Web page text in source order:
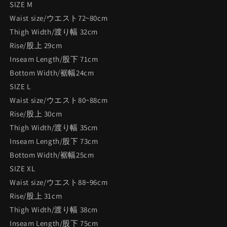
SIZE M
Waist size/ウエスト72~80cm
Thigh Width/渡り幅 32cm
Rise/股上 29cm
Inseam Length/股下 71cm
Bottom Width/裾幅24cm
SIZE L
Waist size/ウエスト80~88cm
Rise/股上 30cm
Thigh Width/渡り幅 35cm
Inseam Length/股下 73cm
Bottom Width/裾幅25cm
SIZE XL
Waist size/ウエスト88~96cm
Rise/股上 31cm
Thigh Width/渡り幅 38cm
Inseam Length/股下 75cm